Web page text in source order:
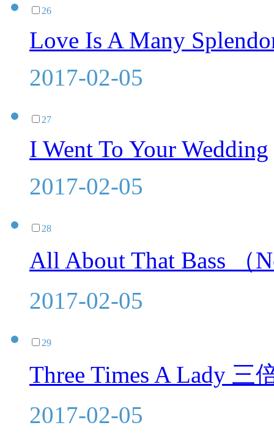
26
Love Is A Many
2017-02-05
27
I Went To Your Wedding
2017-02-05
28
All About That Bass （
2017-02-05
29
Three Times A Lady 三
2017-02-05